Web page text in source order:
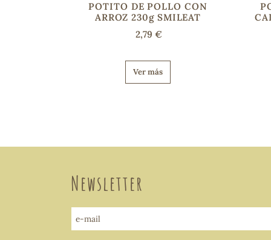
POTITO DE POLLO CON
ARROZ 230g SMILEAT
2,79 €
Ver más
Newsletter
e-mail